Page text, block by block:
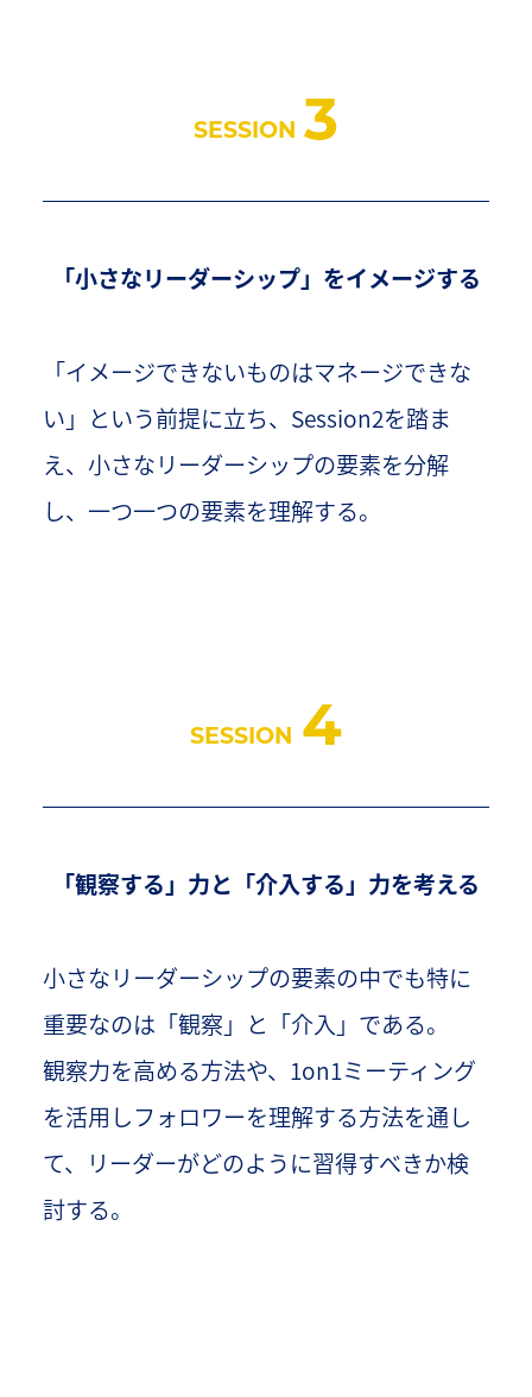
SESSION 3
「小さなリーダーシップ」をイメージする
「イメージできないものはマネージできな
い」という前提に立ち、Session2を踏ま
え、小さなリーダーシップの要素を分解
し、一つ一つの要素を理解する。
SESSION 4
「観察する」力と「介入する」力を考える
小さなリーダーシップの要素の中でも特に
重要なのは「観察」と「介入」である。
観察力を高める方法や、1on1ミーティング
を活用しフォロワーを理解する方法を通し
て、リーダーがどのように習得すべきか検
討する。